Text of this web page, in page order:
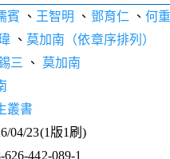
賓 、 王智明 、 鄧育仁 、何
、 莫加南（依章序排列）
三 、 莫加南
叢書
04/23(1版1刷)
442-089-1